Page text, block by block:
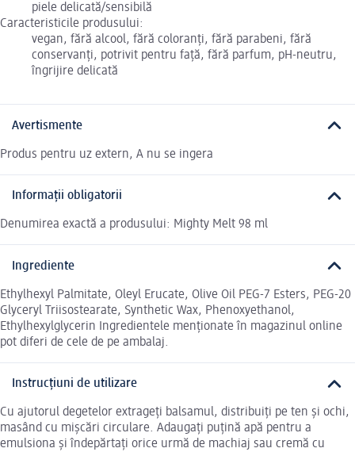
piele delicată/sensibilă
Caracteristicile produsului:
vegan, fără alcool, fără coloranți, fără parabeni, fără
conservanți, potrivit pentru față, fără parfum, pH-neutru,
îngrijire delicată
Avertismente
Produs pentru uz extern, A nu se ingera
Informații obligatorii
Denumirea exactă a produsului: Mighty Melt 98 ml
Ingrediente
Ethylhexyl Palmitate, Oleyl Erucate, Olive Oil PEG-7 Esters, PEG-20
Glyceryl Triisostearate, Synthetic Wax, Phenoxyethanol,
Ethylhexylglycerin Ingredientele menționate în magazinul online
pot diferi de cele de pe ambalaj.
Instrucțiuni de utilizare
Cu ajutorul degetelor extrageți balsamul, distribuiți pe ten și ochi,
masând cu mișcări circulare. Adaugați puțină apă pentru a
emulsiona și îndepărtați orice urmă de machiaj sau cremă cu